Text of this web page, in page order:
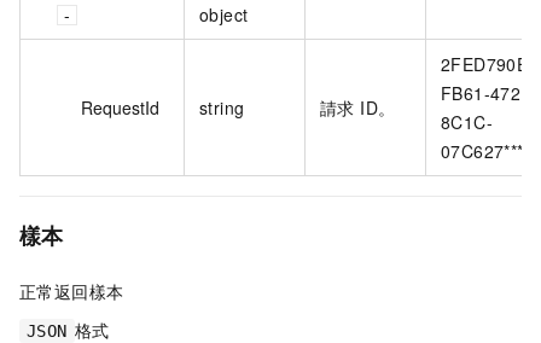
object
RequestId string 請求 ID。
2FED790E-
FB61-4721-
8C1C-
樣本
正常返回樣本
JSON 格式